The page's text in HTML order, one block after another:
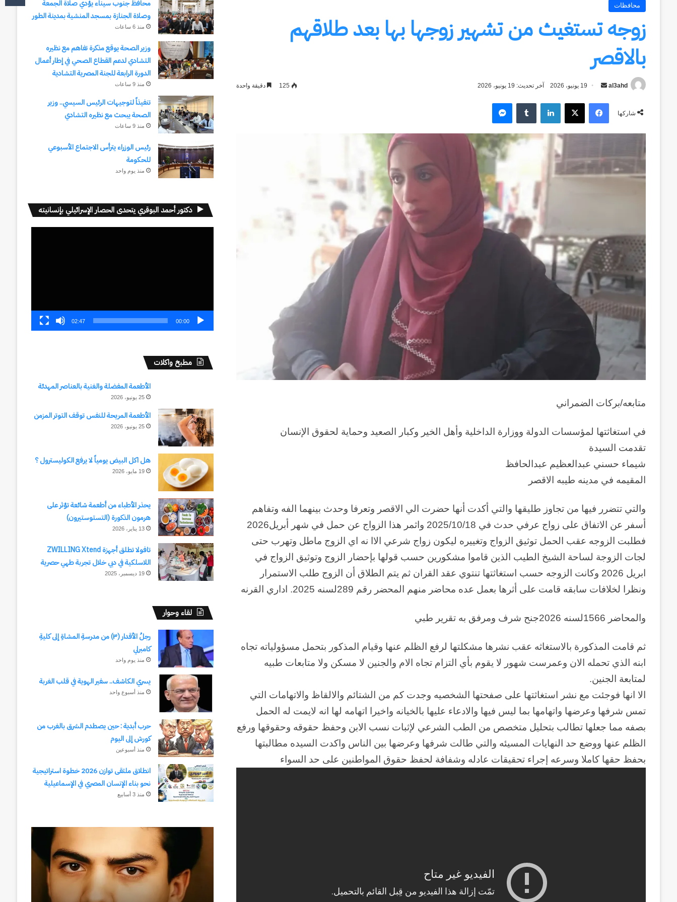
محافظات
زوجه تستغيث من تشهير زوجها بها بعد طلاقهم
بالاقصر
al3ahd
أرسل
إلكترونيا
19 يونيو، 2026 آخر تحديث: 19 يونيو، 2026 125 دقيقة واحدة
شاركها
فيسبوك‫X لينكدإن
‏Tumblr ماسنجر
متابعه/بركات الضمراني
في استغاثتها لمؤسسات الدولة ووزارة الداخلية وأهل الخير وكبار الصعيد وحماية لحقوق الإنسان
تقدمت السيدة
شيماء حسني عبدالعظيم عبدالحافظ
المقيمه في مدينه طيبه الاقصر
والتي تتضرر فيها من تجاوز طليقها والتي أكدت أنها حضرت الي الاقصر وتعرفا وحدث بينهما الفه وتفاهم
أسفر عن الاتفاق على زواج عرفي حدث في 2025/10/18 واثمر هذا الزواج عن حمل في شهر أبريل2026
فطلبت الزوجه عقب الحمل توثيق الزواج وتغييره ليكون زواج شرعي الاا نه اي الزوج ماطل وتهرب حتى
لجات الزوجة لساحة الشيخ الطيب الذين قاموا مشكورين حسب قولها بإحضار الزوج وتوثيق الزواج في
ابريل 2026 وكانت الزوجه حسب استغاثتها تنتوي عقد القران ثم يتم الطلاق أن الزوج طلب الاستمرار
ونظرا لخلافات سابقه قامت على أثرها بعمل عده محاضر منهم المحضر رقم 289لسنه 2025. اداري القرنه
والمحاضر 1566لسنه 2026جنح شرف ومرفق به تقرير طبي
ثم قامت المذكورة بالاستغاثه عقب نشرها مشكلتها لرفع الظلم عنها وقيام المذكور بتحمل مسؤولياته تجاه
ابنه الذي تحمله الان وعمرست شهور لا يقوم بأي التزام تجاه الام والجنين لا مسكن ولا متابعات طبيه
لمتابعة الجنين.
الا انها فوجئت مع نشر استغاثتها على صفحتها الشخصيه وجدت كم من الشتائم والالقاظ والاتهامات التي
تمس شرفها وعرضها واتهامها بما ليس فيها والادعاء عليها بالخيانه واخيرا اتهامه لها انه لايمت له الحمل
بصفه مما جعلها تطالب بتحليل متخصص من الطب الشرعي لإثبات نسب الابن وحفظ حقوقه وحقوقها ورفع
الظلم عنها ووضع حد النهايات المسيئه والتي طالت شرفها وعرضها بين الناس واكدت السيده مطالبتها
بحفظ حقها كاملا وسرعه إجراء تحقيقات عادله وشفافة لحفظ حقوق المواطنين على حد السواء
محافظ جنوب سيناء يؤدي صلاة الجمعة
وصلاة الجنازة بمسجد المنشية بمدينة الطور
منذ 6 ساعات
وزير الصحة يوقع مذكرة تفاهم مع نظيره
التشادي لدعم القطاع الصحي في إطار أعمال
الدورة الرابعة للجنة المصرية التشادية
منذ 9 ساعات
تنفيذاً لتوجيهات الرئيس السيسي.. وزير
الصحة يبحث مع نظيره التشادي
منذ 9 ساعات
رئيس الوزراء يترأس الاجتماع الأسبوعي
للحكومة
منذ يوم واحد
دكتور أحمد البوقري يتحدى الحصار الإسرائيلي بإنسانيته
00:00
02:47
مطبخ واكلات
الأطعمة المفضلة والغنية بالعناصر المهدئة
25 يونيو، 2026
الأطعمة المريحة للنفس توقف التوتر المزمن
25 يونيو، 2026
هل اكل البيض يومياً لا يرفع الكوليسترول ؟
19 مايو، 2026
يحذر الأطباء من أطعمة شائعة تؤثر على
هرمون الذكورة (التستوستيرون)
13 يناير، 2026
تافولا تطلق أجهزة ZWILLING Xtend
اللاسلكية في دبي خلال تجربة طهي حصرية
19 ديسمبر، 2025
لقاء وحوار
رجلُ الأقدار (٣) من مدرسةِ المشاةِ إلى كليةِ
كامبرلي
منذ يوم واحد
يسري الكاشف.. سفير الهوية في قلب الغربة
منذ أسبوع واحد
حرب أبدية : حين يصطدم الشرق بالغرب من
كورش إلى اليوم
منذ أسبوعين
انطلاق ملتقى توازن 2026 خطوة استراتيجية
نحو بناء الإنسان المصري في الإسماعيلية
منذ 3 أسابيع
مدرسةِ